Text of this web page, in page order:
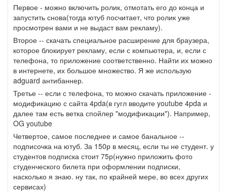
Первое - можно включить ролик, отмотать его до конца и
запустить снова(тогда ютуб посчитает, что ролик уже
просмотрен вами и не выдаст вам рекламу).
Второе -- скачать специальное расширение для браузера,
которое блокирует рекламу, если с компьютера, и, если с
телефона, то приложение соответственно. Найти их можно
в интернете, их большое множество. Я же использую
adguard антибаннер.
Третье -- если с телефона, то можно скачать приложение -
модификацию с сайта 4pda(в гугл вводите youtube 4pda и
далее там есть ветка спойлер "модификации"). Например,
OG youtube
Четвертое, самое последнее и самое банальное --
подписочка на ютуб. За 150р в месяц, если ты не студент. у
студентов подписка стоит 75р(нужно приложить фото
студенческого билета при оформлении подписки,
насколько я знаю. ну так, по крайней мере, во всех других
сервисах)